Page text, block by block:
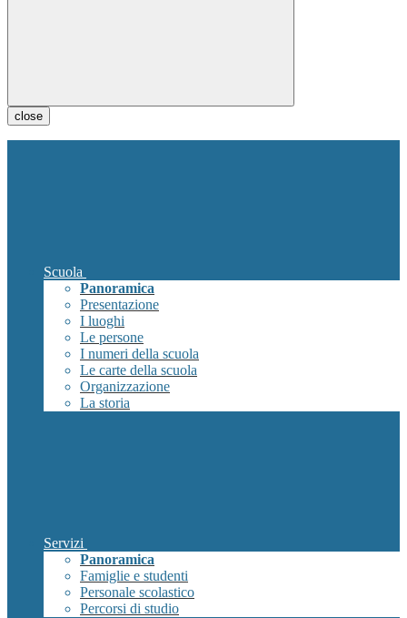
close
Scuola
Panoramica
Presentazione
I luoghi
Le persone
I numeri della scuola
Le carte della scuola
Organizzazione
La storia
Servizi
Panoramica
Famiglie e studenti
Personale scolastico
Percorsi di studio